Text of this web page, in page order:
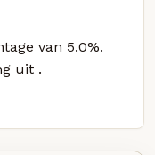
van 5.0%.
uit .